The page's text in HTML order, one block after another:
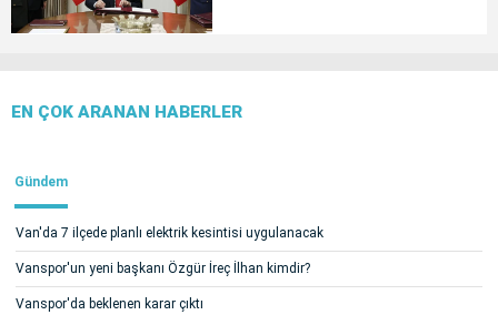
EN ÇOK ARANAN HABERLER
Gündem
Van'da 7 ilçede planlı elektrik kesintisi uygulanacak
Vanspor'un yeni başkanı Özgür İreç İlhan kimdir?
Vanspor'da beklenen karar çıktı